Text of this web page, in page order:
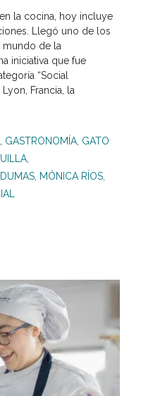
la cocina, hoy incluye
Llegó uno de los
mundo de la
iniciativa que fue
“Social
Francia, la
GASTRONOMÍA GATO
MÓNICA RÍOS